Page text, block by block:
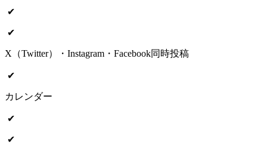
✔︎
✔︎
X（Twitter）・Instagram・Facebook同時投稿
✔︎
カレンダー
✔︎
✔︎